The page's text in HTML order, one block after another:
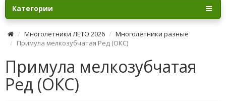
Категории
Многолетники ЛЕТО 2026
Многолетники разные
Примула мелкозубчатая Ред (ОКС)
Примула мелкозубчатая
Ред (ОКС)